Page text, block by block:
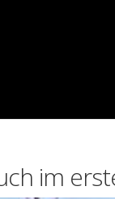
im